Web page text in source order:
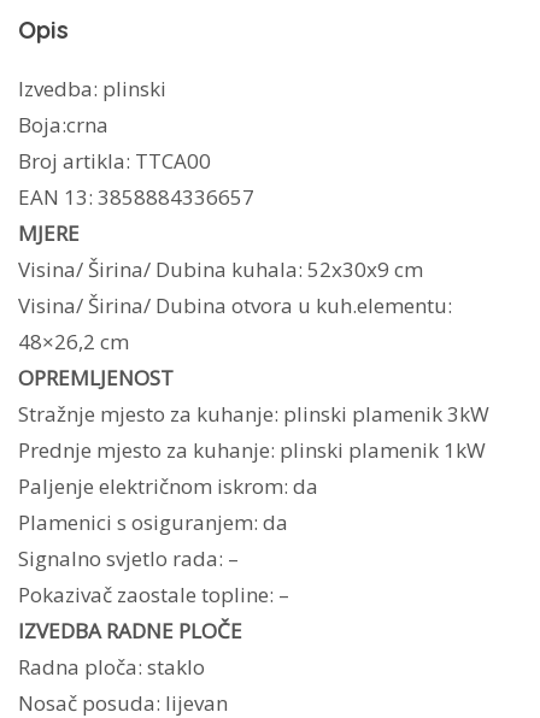
Opis
Izvedba: plinski
Boja:crna
Broj artikla: TTCA00
EAN 13: 3858884336657
MJERE
Visina/ Širina/ Dubina kuhala: 52x30x9 cm
Visina/ Širina/ Dubina otvora u kuh.elementu:
48×26,2 cm
OPREMLJENOST
Stražnje mjesto za kuhanje: plinski plamenik 3kW
Prednje mjesto za kuhanje: plinski plamenik 1kW
Paljenje električnom iskrom: da
Plamenici s osiguranjem: da
Signalno svjetlo rada: –
Pokazivač zaostale topline: –
IZVEDBA RADNE PLOČE
Radna ploča: staklo
Nosač posuda: lijevan